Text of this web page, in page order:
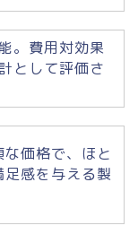
。費用対効果
として評価さ
価格で、ほと
感を与える製